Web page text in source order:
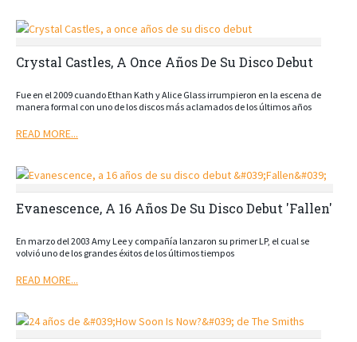
Crystal Castles, A Once Años De Su Disco Debut
Fue en el 2009 cuando Ethan Kath y Alice Glass irrumpieron en la escena de
manera formal con uno de los discos más aclamados de los últimos años
READ MORE...
Evanescence, A 16 Años De Su Disco Debut 'Fallen'
En marzo del 2003 Amy Lee y compañía lanzaron su primer LP, el cual se
volvió uno de los grandes éxitos de los últimos tiempos
READ MORE...